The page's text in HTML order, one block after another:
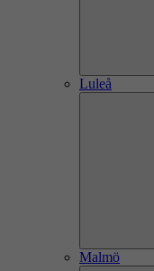
Luleå
Malmö